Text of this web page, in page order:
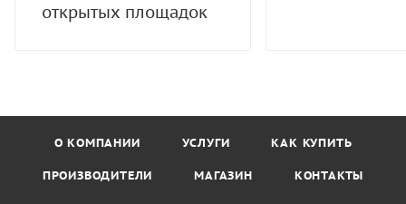
открытых площадок
О КОМПАНИИ УСЛУГИ КАК КУПИТЬ
ПРОИЗВОДИТЕЛИ МАГАЗИН КОНТАКТЫ